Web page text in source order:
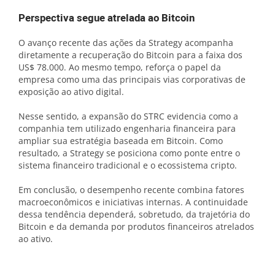
Perspectiva segue atrelada ao Bitcoin
O avanço recente das ações da Strategy acompanha
diretamente a recuperação do Bitcoin para a faixa dos
US$ 78.000. Ao mesmo tempo, reforça o papel da
empresa como uma das principais vias corporativas de
exposição ao ativo digital.
Nesse sentido, a expansão do STRC evidencia como a
companhia tem utilizado engenharia financeira para
ampliar sua estratégia baseada em Bitcoin. Como
resultado, a Strategy se posiciona como ponte entre o
sistema financeiro tradicional e o ecossistema cripto.
Em conclusão, o desempenho recente combina fatores
macroeconômicos e iniciativas internas. A continuidade
dessa tendência dependerá, sobretudo, da trajetória do
Bitcoin e da demanda por produtos financeiros atrelados
ao ativo.